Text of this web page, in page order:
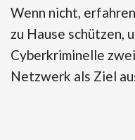
Wenn nicht,
zu Hause schützen,
Cyberkriminelle
Netzwerk als Ziel